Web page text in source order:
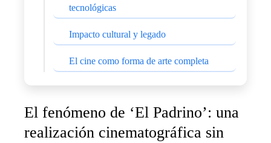
tecnológicas
Impacto cultural y legado
El cine como forma de arte completa
El fenómeno de ‘El Padrino’: una
realización cinematográfica sin